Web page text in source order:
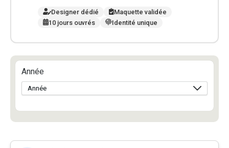
Designer dédié
Maquette validée
10 jours ouvrés
Identité unique
Année